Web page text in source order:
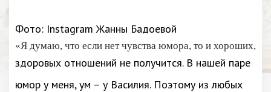
Фото: Instagram Жанны Бадоевой
«Я думаю, что если нет чувства юмора, то и хороших,
здоровых отношений не получится. В нашей паре
юмор у меня, ум – у Василия. Поэтому из любых